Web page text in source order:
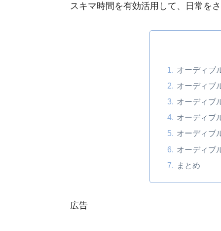
スキマ時間を有効活用して、日常を
オーディブ
オーディブ
オーディブ
オーディブ
オーディブ
オーディブ
まとめ
広告